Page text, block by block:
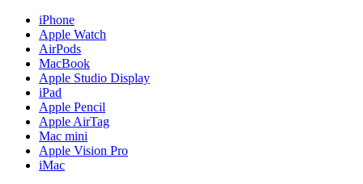
iPhone
Apple Watch
AirPods
MacBook
Apple Studio Display
iPad
Apple Pencil
Apple AirTag
Mac mini
Apple Vision Pro
iMac